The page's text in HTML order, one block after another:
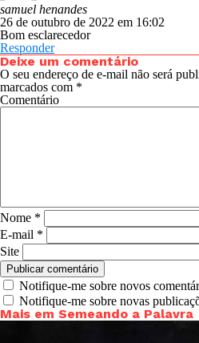
samuel henandes
26 de outubro de 2022 em 16:02
Bom esclarecedor
Responder
Deixe um comentário
O seu endereço de e-mail não será
marcados com *
Comentário
Nome *
E-mail *
Site
Notifique-me sobre novos
Notifique-me sobre novas
Mais em Semeando a Palavra